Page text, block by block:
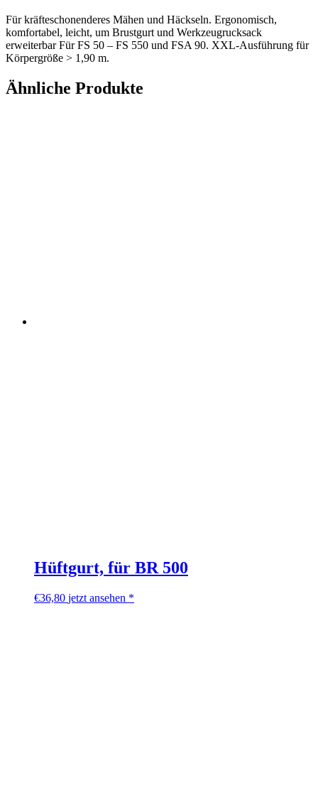
Für kräfteschonenderes Mähen und Häckseln. Ergonomisch,
komfortabel, leicht, um Brustgurt und Werkzeugrucksack
erweiterbar Für FS 50 – FS 550 und FSA 90. XXL-Ausführung für
Körpergröße > 1,90 m.
Ähnliche Produkte
Hüftgurt, für BR 500
€36,80 jetzt ansehen *